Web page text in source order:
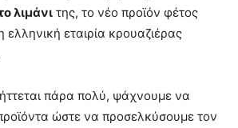
λιμάνι της, το νέο προϊόν φέτος
ελληνική εταιρία κρουαζιέρας
πάρα πολύ, ψάχνουμε να
ώστε να προσελκύσουμε τον